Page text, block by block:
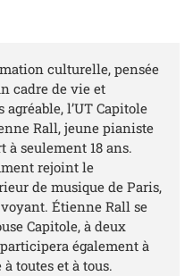
culturelle, pensée
cadre de vie et
l’UT Capitole
Rall, jeune pianiste
à seulement 18 ans.
rejoint le
de musique de Paris,
Étienne Rall se
Capitole, à deux
également à
toutes et à tous.